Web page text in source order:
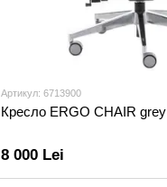
Артикул: 6713900
Кресло ERGO CHAIR grey
8 000 Lei